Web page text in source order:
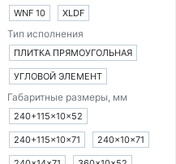
WNF 10 XLDF
Тип исполнения
ПЛИТКА ПРЯМОУГОЛЬНАЯ
УГЛОВОЙ ЭЛЕМЕНТ
Габаритные размеры, мм
240+115×10×52
240+115×10×71 240×10×71